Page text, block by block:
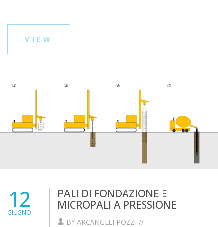
VIEW
12
GIUGNO
PALI DI FONDAZIONE E
MICROPALI A PRESSIONE
BY ARCANGELI POZZI //